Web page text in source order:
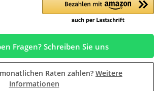
Fragen? Schreiben Sie uns
Raten zahlen? Weitere
Informationen